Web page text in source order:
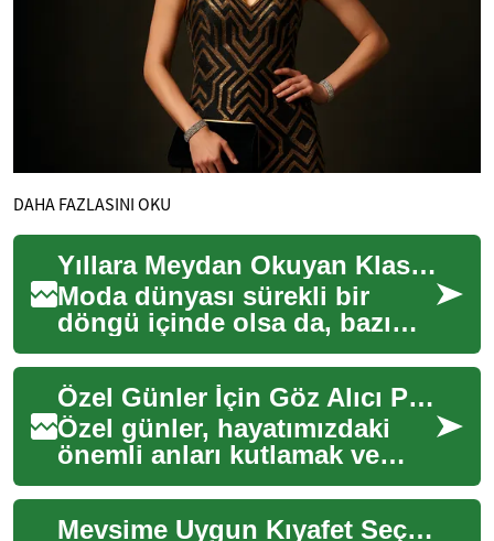
DAHA FAZLASINI OKU
Yıllara Meydan Okuyan Klasik Giyim Parçaları
Moda dünyası sürekli bir
döngü içinde olsa da, bazı
giyim parçaları zamanın
ötesinde bir çekiciliğe
sahiptir. Bu klas...
Özel Günler İçin Göz Alıcı Parçalar
Özel günler, hayatımızdaki
önemli anları kutlamak ve
sevdiklerimizle bir araya
gelmek için eşsiz fırsatlar
sunar. Bu ...
Mevsime Uygun Kıyafet Seçimleri Nasıl Yapılır